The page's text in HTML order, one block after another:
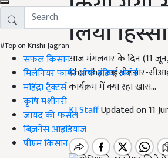
#Top on Krishi Jagran
सफल किसान
मिलेनियर फार्मर ऑफ इंडिया अवॉर्ड
महिंद्रा ट्रैक्टर्स
कृषि मशीनरी
जायद की फसल
बिज़नेस आइडियाज
पीएम किसान
लिया हिस्सा
आज मंगलवार के दिन (11 जून,
Khordha आईसीएआर-
कार्यक्रम में क्या रहा खास...
KJ StaffUpdated on 11